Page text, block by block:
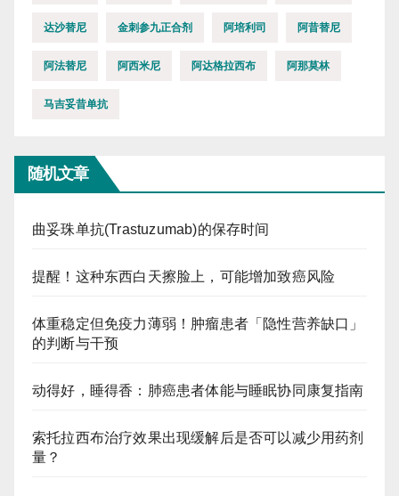
达沙替尼 金刺参九正合剂 阿培利司 阿昔替尼
阿法替尼 阿西米尼 阿达格拉西布 阿那莫林
马吉妥昔单抗
随机文章
曲妥珠单抗(Trastuzumab)的保存时间
提醒！这种东西白天擦脸上，可能增加致癌风险
体重稳定但免疫力薄弱！肿瘤患者「隐性营养缺口」
的判断与干预
动得好，睡得香：肺癌患者体能与睡眠协同康复指南
索托拉西布治疗效果出现缓解后是否可以减少用药剂
量？